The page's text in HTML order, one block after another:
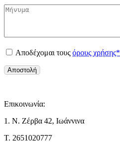
Αποδέχομαι τους όρους χρήσης*
Επικοινωνία:
1. Ν. Ζέρβα 42, Ιωάννινα
Τ. 2651020777